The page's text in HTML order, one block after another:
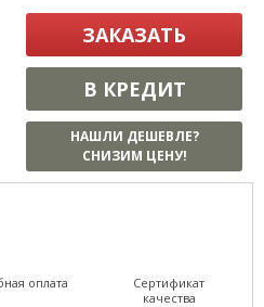
ЗАКАЗАТЬ
В КРЕДИТ
НАШЛИ ДЕШЕВЛЕ?
СНИЗИМ ЦЕНУ!
оплата
Сертификат
качества